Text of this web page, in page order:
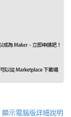
顯示電腦版詳細說明